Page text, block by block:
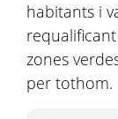
habitants i
zones
per tothom.